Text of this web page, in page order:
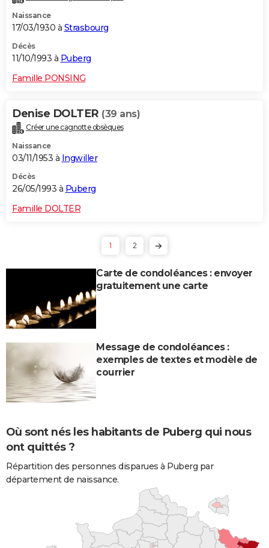
Naissance
17/03/1930 à Strasbourg
Décès
11/10/1993 à Puberg
Famille PONSING
Denise DOLTER (39 ans)
Créer une cagnotte obsèques
Naissance
03/11/1953 à Ingwiller
Décès
26/05/1993 à Puberg
Famille DOLTER
1 2
Carte de condoléances : envoyer
gratuitement une carte
Message de condoléances :
exemples de textes et modèle de
courrier
Où sont nés les habitants de Puberg qui nous
ont quittés ?
Répartition des personnes disparues à Puberg par
département de naissance.